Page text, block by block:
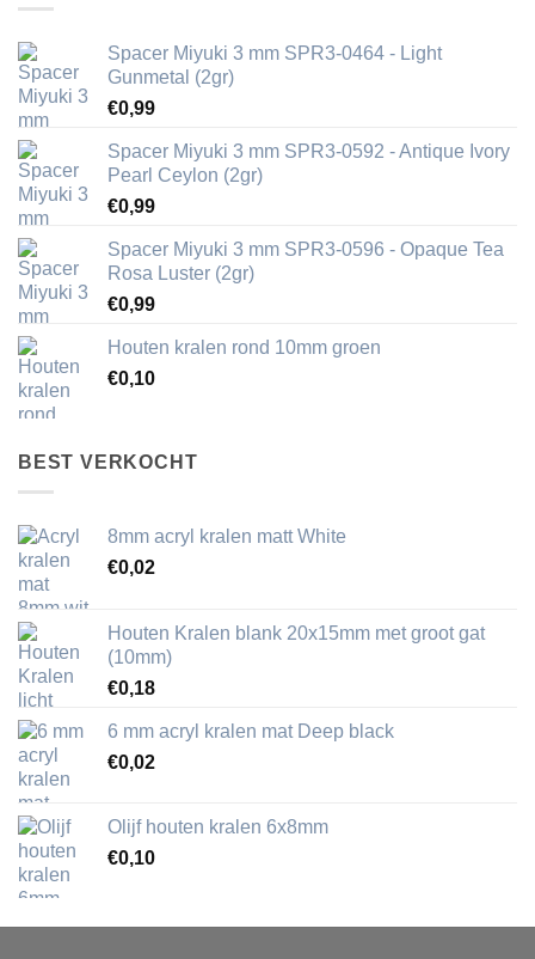
Spacer Miyuki 3 mm SPR3-0464 - Light
Gunmetal (2gr)
€0,99
Spacer Miyuki 3 mm SPR3-0592 - Antique Ivory
Pearl Ceylon (2gr)
€0,99
Spacer Miyuki 3 mm SPR3-0596 - Opaque Tea
Rosa Luster (2gr)
€0,99
Houten kralen rond 10mm groen
€0,10
BEST VERKOCHT
8mm acryl kralen matt White
€0,02
Houten Kralen blank 20x15mm met groot gat
(10mm)
€0,18
6 mm acryl kralen mat Deep black
€0,02
Olijf houten kralen 6x8mm
€0,10